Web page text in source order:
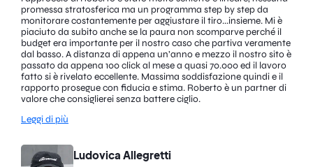
promessa stratosferica ma un programma step by step da
monitorare costantemente per aggiustare il tiro...insieme. Mi è
piaciuto da subito anche se la paura non scomparve perché il
budget era importante per il nostro caso che partiva veramente
dal basso. A distanza di appena un’anno e mezzo il nostro sito è
passato da appena 100 click al mese a quasi 70.000 ed il lavoro
fatto si è rivelato eccellente. Massima soddisfazione quindi e il
rapporto prosegue con fiducia e stima. Roberto è un partner di
valore che consiglierei senza battere ciglio.
Leggi di più
Ludovica Allegretti